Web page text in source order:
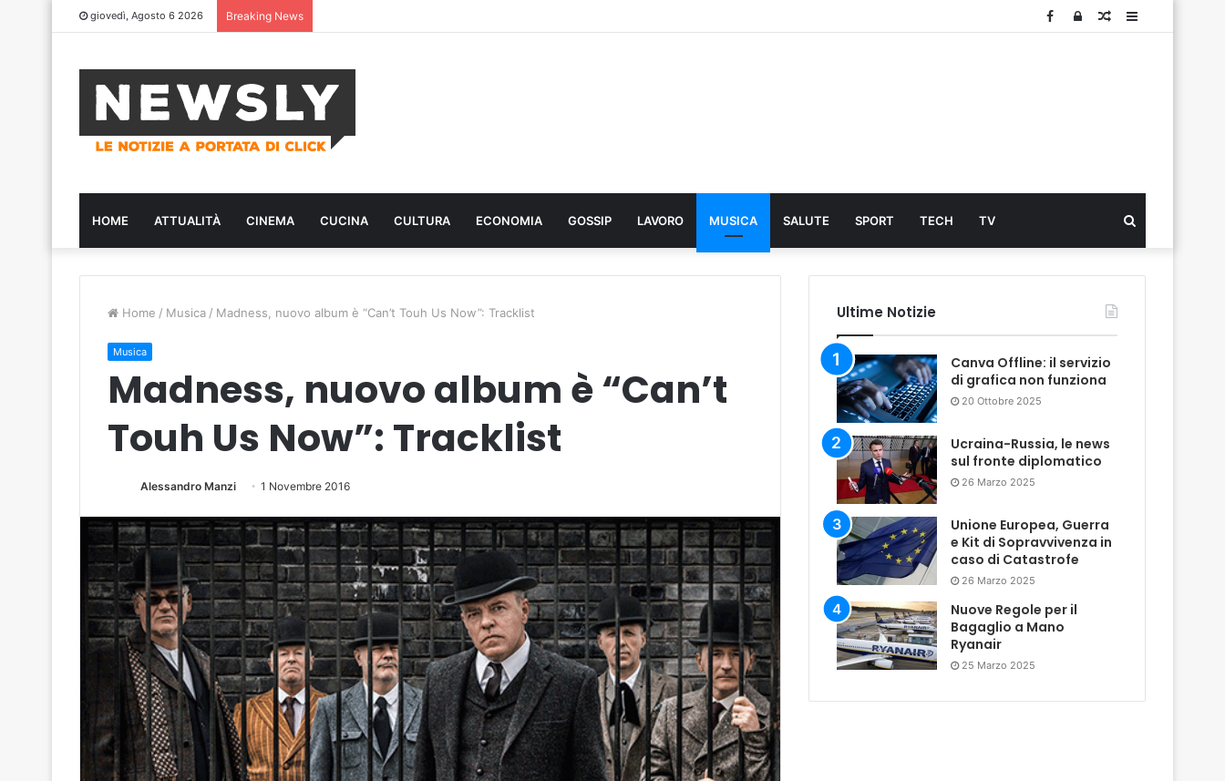
giovedì, Agosto 6 2026 Breaking News Sidebar
Articolo
Log
Facebook
HOME ATTUALITÀ CINEMA CUCINA CULTURA ECONOMIA GOSSIP LAVORO MUSICA SALUTE SPORT TECH TV
...
Home / Musica / Madness, nuovo album è “Can’t Touh Us Now”: Tracklist
Musica
Madness, nuovo album è “Can’t
Touh Us Now”: Tracklist
Alessandro Manzi 1 Novembre 2016
Ultime Notizie
Canva Offline: il servizio
di grafica non funziona
20 Ottobre 2025
Ucraina-Russia, le news
sul fronte diplomatico
26 Marzo 2025
Unione Europea, Guerra
e Kit di Sopravvivenza in
caso di Catastrofe
26 Marzo 2025
Nuove Regole per il
Bagaglio a Mano
Ryanair
25 Marzo 2025